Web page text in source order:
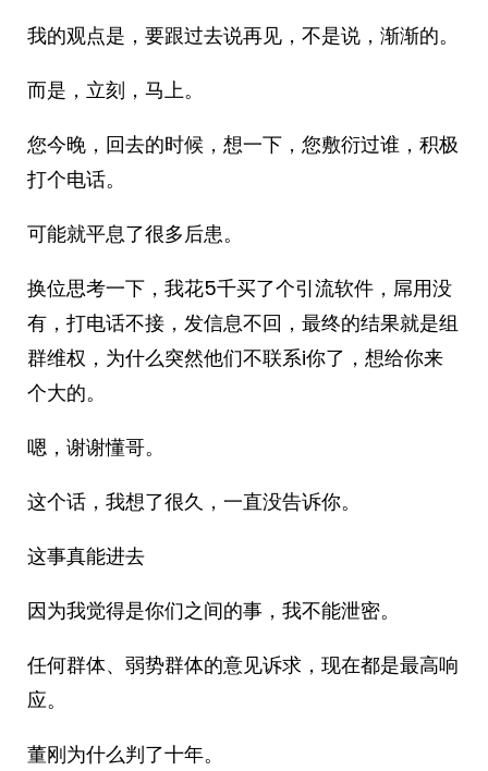
我的观点是，要跟过去说再见，不是说，渐渐的。
而是，立刻，马上。
您今晚，回去的时候，想一下，您敷衍过谁，积极
打个电话。
可能就平息了很多后患。
换位思考一下，我花5千买了个引流软件，屌用没
有，打电话不接，发信息不回，最终的结果就是组
群维权，为什么突然他们不联系i你了，想给你来
个大的。
嗯，谢谢懂哥。
这个话，我想了很久，一直没告诉你。
这事真能进去
因为我觉得是你们之间的事，我不能泄密。
任何群体、弱势群体的意见诉求，现在都是最高响
应。
董刚为什么判了十年。